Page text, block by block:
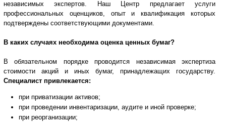
независимых экспертов. Наш Центр предлагает услуги
профессиональных оценщиков, опыт и квалификация которых
подтверждены соответствующими документами.
В каких случаях необходима оценка ценных бумаг?
В обязательном порядке проводится независимая экспертиза
стоимости акций и иных бумаг, принадлежащих государству.
Специалист привлекается:
при приватизации активов;
при проведении инвентаризации, аудите и иной проверке;
при реорганизации;